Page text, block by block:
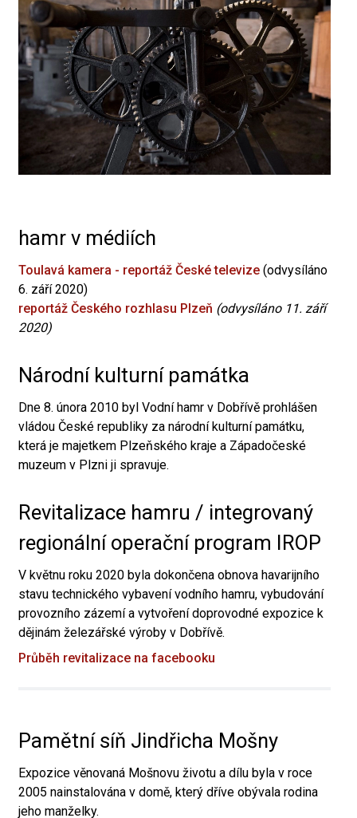
hamr v médiích
Toulavá kamera - reportáž České televize (odvysíláno
6. září 2020)
reportáž Českého rozhlasu Plzeň (odvysíláno 11. září
2020)
Národní kulturní památka
Dne 8. února 2010 byl Vodní hamr v Dobřívě prohlášen
vládou České republiky za národní kulturní památku,
která je majetkem Plzeňského kraje a Západočeské
muzeum v Plzni ji spravuje.
Revitalizace hamru / integrovaný
regionální operační program IROP
V květnu roku 2020 byla dokončena obnova havarijního
stavu technického vybavení vodního hamru, vybudování
provozního zázemí a vytvoření doprovodné expozice k
dějinám železářské výroby v Dobřívě.
Průběh revitalizace na facebooku
Pamětní síň Jindřicha Mošny
Expozice věnovaná Mošnovu životu a dílu byla v roce
2005 nainstalována v domě, který dříve obývala rodina
jeho manželky.